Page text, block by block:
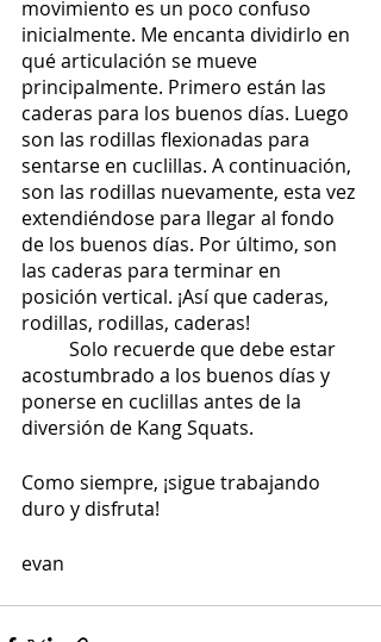
movimiento es un poco confuso
inicialmente. Me encanta dividirlo en
qué articulación se mueve
principalmente. Primero están las
caderas para los buenos días. Luego
son las rodillas flexionadas para
sentarse en cuclillas. A continuación,
son las rodillas nuevamente, esta vez
extendiéndose para llegar al fondo
de los buenos días. Por último, son
las caderas para terminar en
posición vertical. ¡Así que caderas,
rodillas, rodillas, caderas!
acostumbrado a los buenos días y
ponerse en cuclillas antes de la
diversión de Kang Squats.
Como siempre, ¡sigue trabajando
duro y disfruta!
evan